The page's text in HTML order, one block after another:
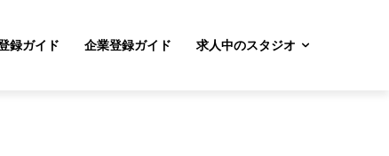
録ガイド 企業登録ガイド 求人中のスタジオ